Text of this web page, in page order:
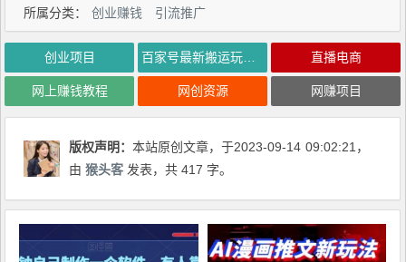
所属分类： 创业赚钱 引流推广
创业项目 直播电商
网上赚钱教程 网创资源 网赚项目
版权声明：本站原创文章，于2023-09-14 09:02:21 ，
由猴头客 发表，共 417 字。